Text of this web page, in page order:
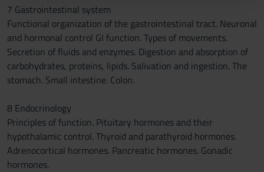
con altre informazioni che hai fornito loro o che hanno
raccolto dal tuo utilizzo dei loro servizi.
7 Gastrointestinal system
Functional organization of the gastrointestinal tract. Neuronal
and hormonal control GI function. Types of movements.
Secretion of fluids and enzymes. Digestion and absorption of
carbohydrates, proteins, lipids. Salivation and ingestion. The
stomach. Small intestine. Colon.
8 Endocrinology
Principles of function. Pituitary hormones and their
hypothalamic control. Thyroid and parathyroid hormones.
Adrenocortical hormones. Pancreatic hormones. Gonadic
hormones.